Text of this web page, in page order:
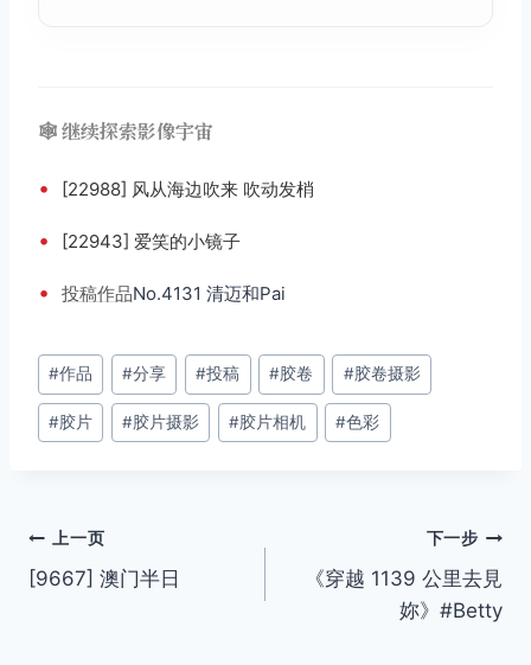
🕸️ 继续探索影像宇宙
• [22988] 风从海边吹来 吹动发梢
• [22943] 爱笑的小镜子
• 投稿作品No.4131 清迈和Pai
文
章
标
#作品 #分享 #投稿 #胶卷 #胶卷摄影
#胶片 #胶片摄影 #胶片相机 #色彩
文
章
上一页
[9667] 澳门半日
下一步
《穿越 1139 公里去見
妳》#Betty